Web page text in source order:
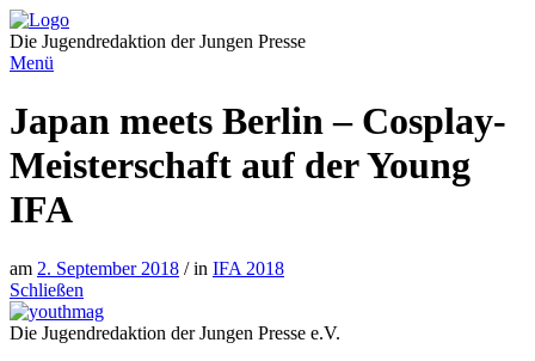
Direkt
zum
Inhalt
Die Jugendredaktion der Jungen Presse
Menü
Japan meets Berlin – Cosplay-
Meisterschaft auf der Young
IFA
am 2. September 2018 / in IFA 2018
Schließen
Die Jugendredaktion der Jungen Presse e.V.